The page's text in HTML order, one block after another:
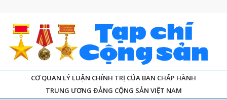
CƠ QUAN LÝ LUẬN CHÍNH TRỊ CỦA BAN CHẤP HÀNH
TRUNG ƯƠNG ĐẢNG CỘNG SẢN VIỆT NAM